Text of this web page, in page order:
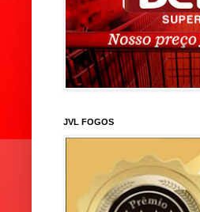
JVL FOGOS